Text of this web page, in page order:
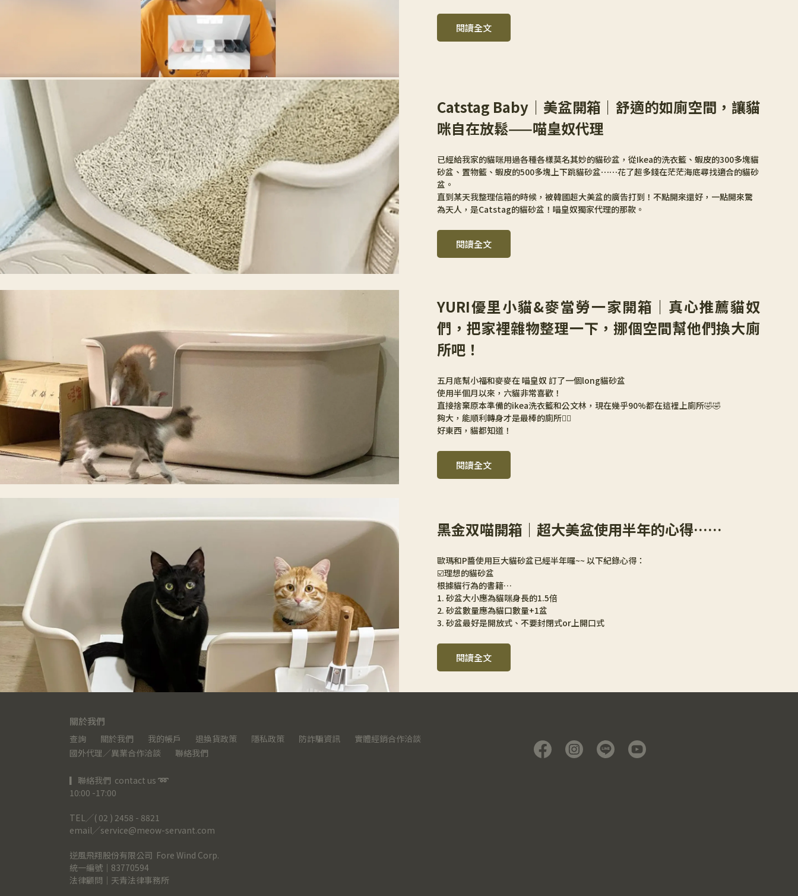
閱讀全文
Catstag Baby｜美盆開箱｜舒適的如廁空間，讓貓
咪自在放鬆——喵皇奴代理
已經給我家的貓咪用過各種各樣莫名其妙的貓砂盆，從Ikea的洗衣籃、蝦皮的300多塊貓
砂盆、置物籃、蝦皮的500多塊上下跳貓砂盆⋯⋯花了超多錢在茫茫海底尋找適合的貓砂
盆。
直到某天我整理信箱的時候，被韓國超大美盆的廣告打到！不點開來還好，一點開來驚
為天人，是Catstag的貓砂盆！喵皇奴獨家代理的那款。
閱讀全文
YURI優里小貓&麥當勞一家開箱｜真心推薦貓奴
們，把家裡雜物整理一下，挪個空間幫他們換大廁
所吧！
五月底幫小福和麥麥在 喵皇奴 訂了一個long貓砂盆
使用半個月以來，六貓非常喜歡！
直接捨棄原本準備的ikea洗衣籃和公文林，現在幾乎90%都在這裡上廁所🤣🤣
夠大，能順利轉身才是最棒的廁所👍🏻
好東西，貓都知道！
閱讀全文
黑金双喵開箱｜超大美盆使用半年的心得……
歐瑪和P醬使用巨大貓砂盆已經半年囉~~ 以下紀錄心得：
☑️理想的貓砂盆
根據貓行為的書籍…
1. 砂盆大小應為貓咪身長的1.5倍
2. 砂盆數量應為貓口數量+1盆
3. 砂盆最好是開放式、不要封閉式or上開口式
閱讀全文
關於我們
查詢 關於我們 我的帳戶 退換貨政策 隱私政策 防詐騙資訊
實體經銷合作洽談
國外代理／異業合作洽談
聯絡我們
▎聯絡我們  contact us ➿
10:00 -17:00
TEL╱( 02 ) 2458 - 8821
email╱service@meow-servant.com
逆風飛翔股份有限公司  Fore Wind Corp.
統一編號｜83770594
法律顧問｜天青法律事務所